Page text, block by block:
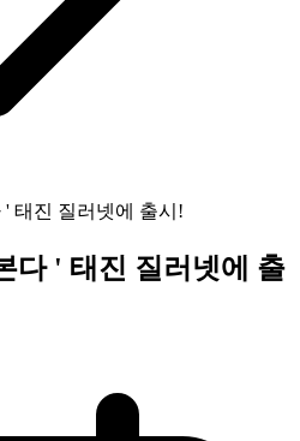
태진 질러넷에 출시!
다 ' 태진 질러넷에 출